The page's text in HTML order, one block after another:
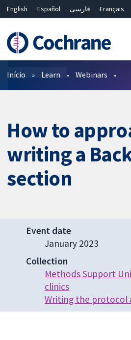
English Español فارسی
Français
Bahasa Malaysia
ไทย 繁體中文
Filtros
Início Learn Webinars
How to
writing a
section
Event date
January 2023
Collection
Methods Support
clinics
Writing the protocol